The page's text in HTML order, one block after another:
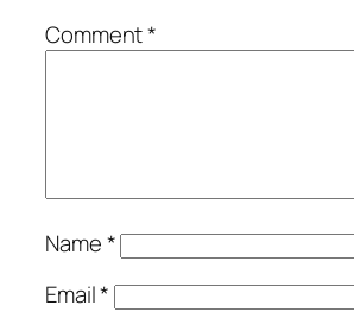
Comment*
Name*
Email*